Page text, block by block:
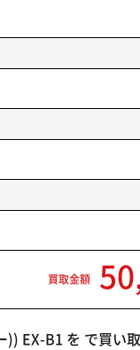
買取金額
EX-B1 を で買い